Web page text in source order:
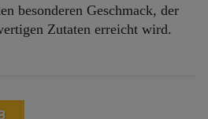
besonderen Geschmack, der
Zutaten erreicht wird.